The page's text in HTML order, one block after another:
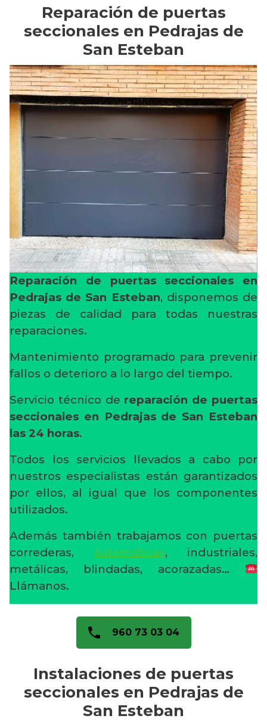
Reparación de puertas
seccionales en Pedrajas de
San Esteban
Reparación de puertas seccionales en
Pedrajas de San Esteban, disponemos de
piezas de calidad para todas nuestras
reparaciones.
Mantenimiento programado para prevenir
fallos o deterioro a lo largo del tiempo.
Servicio técnico de reparación de puertas
seccionales en Pedrajas de San Esteban
las 24 horas.
Todos los servicios llevados a cabo por
nuestros especialistas están garantizados
por ellos, al igual que los componentes
utilizados.
Además también trabajamos con puertas
correderas, automáticas, industriales,
metálicas, blindadas, acorazadas…
Llámanos.
960 73 03 04
Instalaciones de puertas
seccionales en Pedrajas de
San Esteban